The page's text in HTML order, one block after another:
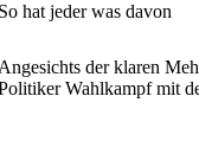
So hat jeder was davon
der klaren
Wahlkampf mit